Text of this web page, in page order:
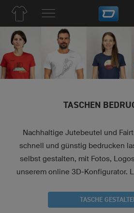
TASCHEN
Nachhaltige Jutebeutel und
schnell und günstig bedrucken
selbst gestalten, mit Fotos,
unserem online 3D-Konfigurator.
TASCHE